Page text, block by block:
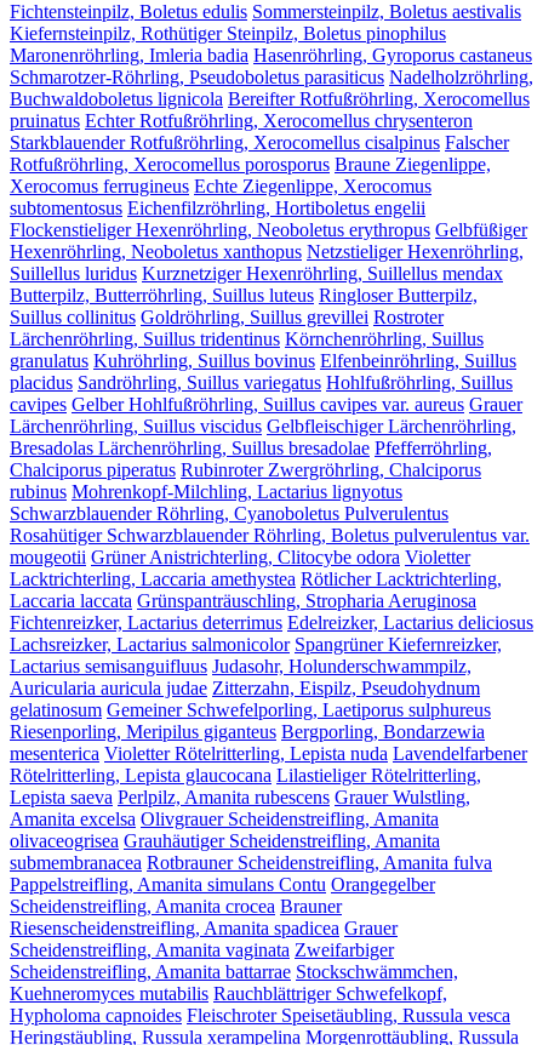
Fichtensteinpilz, Boletus edulis Sommersteinpilz, Boletus aestivalis
Kiefernsteinpilz, Rothütiger Steinpilz, Boletus pinophilus
Maronenröhrling, Imleria badia Hasenröhrling, Gyroporus castaneus
Schmarotzer-Röhrling, Pseudoboletus parasiticus Nadelholzröhrling,
Buchwaldoboletus lignicola Bereifter Rotfußröhrling, Xerocomellus
pruinatus Echter Rotfußröhrling, Xerocomellus chrysenteron
Starkblauender Rotfußröhrling, Xerocomellus cisalpinus Falscher
Rotfußröhrling, Xerocomellus porosporus Braune Ziegenlippe,
Xerocomus ferrugineus Echte Ziegenlippe, Xerocomus
subtomentosus Eichenfilzröhrling, Hortiboletus engelii
Flockenstieliger Hexenröhrling, Neoboletus erythropus Gelbfüßiger
Hexenröhrling, Neoboletus xanthopus Netzstieliger Hexenröhrling,
Suillellus luridus Kurznetziger Hexenröhrling, Suillellus mendax
Butterpilz, Butterröhrling, Suillus luteus Ringloser Butterpilz,
Suillus collinitus Goldröhrling, Suillus grevillei Rostroter
Lärchenröhrling, Suillus tridentinus Körnchenröhrling, Suillus
granulatus Kuhröhrling, Suillus bovinus Elfenbeinröhrling, Suillus
placidus Sandröhrling, Suillus variegatus Hohlfußröhrling, Suillus
cavipes Gelber Hohlfußröhrling, Suillus cavipes var. aureus Grauer
Lärchenröhrling, Suillus viscidus Gelbfleischiger Lärchenröhrling,
Bresadolas Lärchenröhrling, Suillus bresadolae Pfefferröhrling,
Chalciporus piperatus Rubinroter Zwergröhrling, Chalciporus
rubinus Mohrenkopf-Milchling, Lactarius lignyotus
Schwarzblauender Röhrling, Cyanoboletus Pulverulentus
Rosahütiger Schwarzblauender Röhrling, Boletus pulverulentus var.
mougeotii Grüner Anistrichterling, Clitocybe odora Violetter
Lacktrichterling, Laccaria amethystea Rötlicher Lacktrichterling,
Laccaria laccata Grünspanträuschling, Stropharia Aeruginosa
Fichtenreizker, Lactarius deterrimus Edelreizker, Lactarius deliciosus
Lachsreizker, Lactarius salmonicolor Spangrüner Kiefernreizker,
Lactarius semisanguifluus Judasohr, Holunderschwammpilz,
Auricularia auricula judae Zitterzahn, Eispilz, Pseudohydnum
gelatinosum Gemeiner Schwefelporling, Laetiporus sulphureus
Riesenporling, Meripilus giganteus Bergporling, Bondarzewia
mesenterica Violetter Rötelritterling, Lepista nuda Lavendelfarbener
Rötelritterling, Lepista glaucocana Lilastieliger Rötelritterling,
Lepista saeva Perlpilz, Amanita rubescens Grauer Wulstling,
Amanita excelsa Olivgrauer Scheidenstreifling, Amanita
olivaceogrisea Grauhäutiger Scheidenstreifling, Amanita
submembranacea Rotbrauner Scheidenstreifling, Amanita fulva
Pappelstreifling, Amanita simulans Contu Orangegelber
Scheidenstreifling, Amanita crocea Brauner
Riesenscheidenstreifling, Amanita spadicea Grauer
Scheidenstreifling, Amanita vaginata Zweifarbiger
Scheidenstreifling, Amanita battarrae Stockschwämmchen,
Kuehneromyces mutabilis Rauchblättriger Schwefelkopf,
Hypholoma capnoides Fleischroter Speisetäubling, Russula vesca
Heringstäubling, Russula xerampelina Morgenrottäubling, Russula